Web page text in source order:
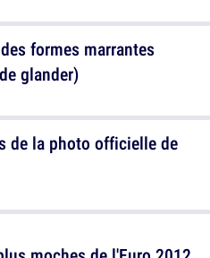
formes marrantes
glander)
de la photo officielle de